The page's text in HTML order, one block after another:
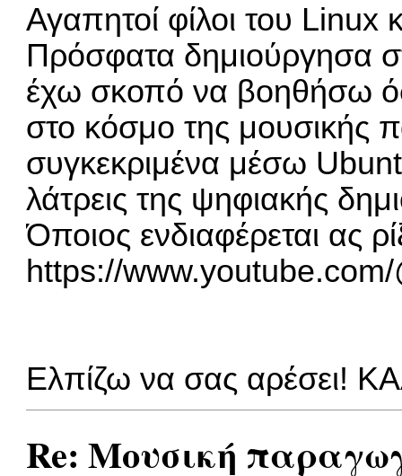
Αγαπητοί φίλοι του Linux
Πρόσφατα δημιούργησα
έχω σκοπό να βοηθήσω
στο κόσμο της μουσικής
συγκεκριμένα μέσω
λάτρεις της ψηφιακής
Όποιος ενδιαφέρεται ας
https://
Ελπίζω να σας αρέσει!
Re: Μουσική